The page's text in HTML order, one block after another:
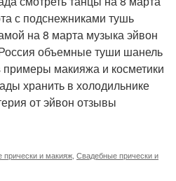
с подснежниками тушь
на 8 марта музыка эйвон
объемные туши шанель
макияжа и косметики
хранить в холодильнике
от эйвон отзывы
прически и макияж Свадебные прически и